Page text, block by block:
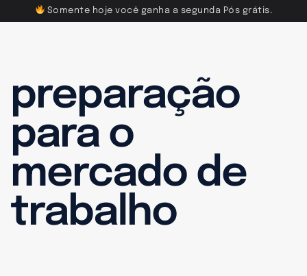
Somente hoje você ganha a segunda Pós grátis.
preparação
para o
mercado de
trabalho